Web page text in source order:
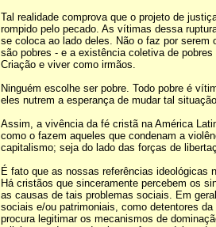
Tal realidade comprova que o projeto de
rompido pelo pecado. As vítimas dessa
se coloca ao lado deles. Não o faz por
são pobres - e a existência coletiva de
Criação e viver como irmãos.
Ninguém escolhe ser pobre. Todo pobre é
eles nutrem a esperança de mudar tal
Assim, a vivência da fé cristã na América
como o fazem aqueles que condenam a
capitalismo; seja do lado das forças de
É fato que as nossas referências ideológicas
Há cristãos que sinceramente percebem os
as causas de tais problemas sociais. Em
sociais e/ou patrimoniais, como detentores
procura legitimar os mecanismos de